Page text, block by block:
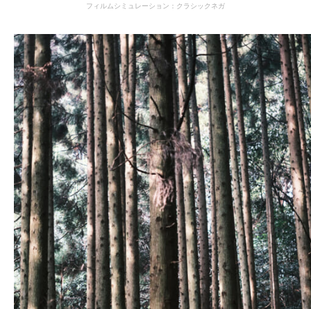
フィルムシミュレーション：クラシックネガ